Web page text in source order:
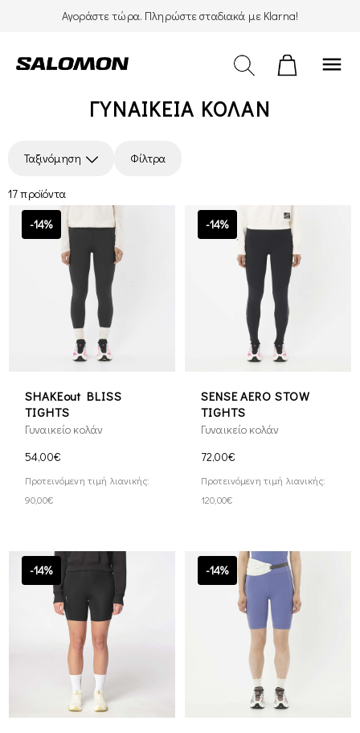
Αγοράστε τώρα. Πληρώστε σταδιακά με Klarna!
menu
ΓΥΝΑΙΚΕΊΑ ΚΟΛΑΝ
Ταξινόμηση Φίλτρα
17 προϊόντα
-14%
SHAKEout BLISS
TIGHTS
Γυναικείο κολάν
54,00€
Προτεινόμενη τιμή λιανικής:
90,00€
-14%
SENSE AERO STOW
TIGHTS
Γυναικείο κολάν
72,00€
Προτεινόμενη τιμή λιανικής:
120,00€
-14% -14%